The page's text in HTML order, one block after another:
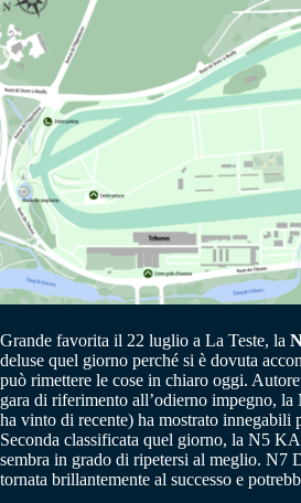
Grande favorita il 22 luglio a La Teste, la
deluse quel giorno perché si è dovuta
può rimettere le cose in chiaro oggi.
gara di riferimento all’odierno impegno,
ha vinto di recente) ha mostrato innegabili
Seconda classificata quel giorno, la N5
sembra in grado di ripetersi al meglio.
tornata brillantemente al successo e